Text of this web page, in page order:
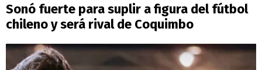
Sonó fuerte para suplir a figura del fútbol
chileno y será rival de Coquimbo